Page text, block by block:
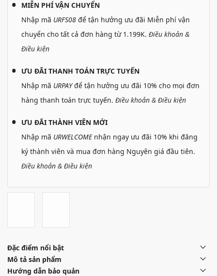
MIỄN PHÍ VẬN CHUYỂN
Nhập mã URFS08 để tận hưởng ưu đãi Miễn phí vận
chuyển cho tất cả đơn hàng từ 1.199K. Điều khoản &
Điều kiện
ƯU ĐÃI THANH TOÁN TRỰC TUYẾN
Nhập mã URPAYđể tận hưởng ưu đãi 10% cho mọi đơn
hàng thanh toán trực tuyến. Điều khoản & Điều kiện
ƯU ĐÃI THÀNH VIÊN MỚI
Nhập mã URWELCOMEnhận ngay ưu đãi 10% khi đăng
ký thành viên và mua đơn hàng Nguyên giá đầu tiên.
Điều khoản & Điều kiện
Đặc điểm nổi bật
Mô tả sản phẩm
Hướng dẫn bảo quản